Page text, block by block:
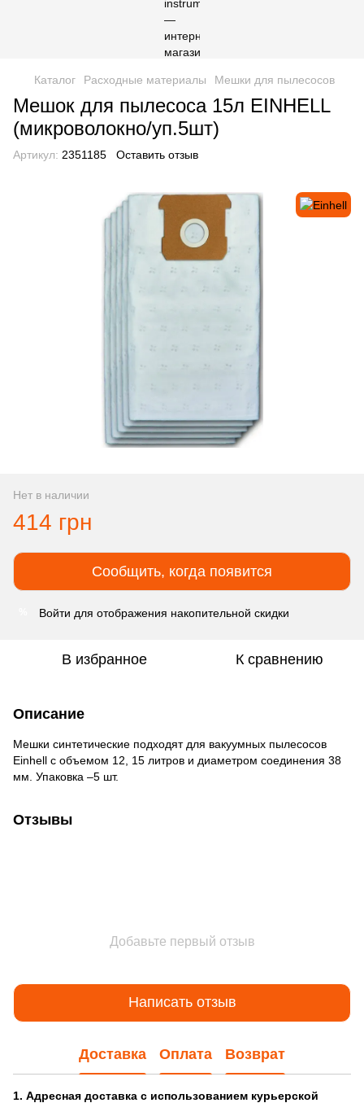
Каталог Расходные материалы Мешки для пылесосов
Мешок для пылесоса 15л EINHELL
(микроволокно/уп.5шт)
Артикул: 2351185 Оставить отзыв
Нет в наличии
414 грн
Сообщить, когда появится
Войти для отображения накопительной скидки
В избранное К сравнению
Описание
Мешки синтетические подходят для вакуумных пылесосов
Einhell с объемом 12, 15 литров и диаметром соединения 38
мм. Упаковка –5 шт.
Отзывы
Добавьте первый отзыв
Написать отзыв
Доставка Оплата Возврат
1. Адресная доставка с использованием курьерской